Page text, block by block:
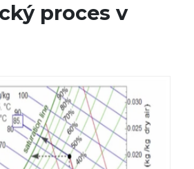
proces v